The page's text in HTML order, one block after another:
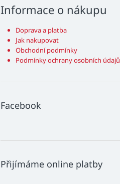
Informace o nákupu
Doprava a platba
Jak nakupovat
Obchodní podmínky
Podmínky ochrany osobních údajů
Facebook
Přijímáme online platby